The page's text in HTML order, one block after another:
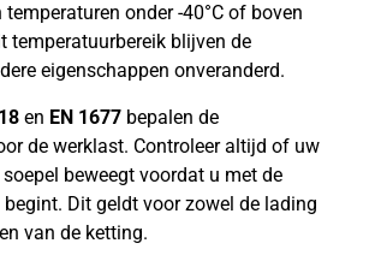
onder -40°C of boven
temperatuurbereik blijven de
eigenschappen onveranderd.
en EN 1677 bepalen de
de werklast. Controleer altijd of uw
beweegt voordat u met de
Dit geldt voor zowel de lading
van de ketting.